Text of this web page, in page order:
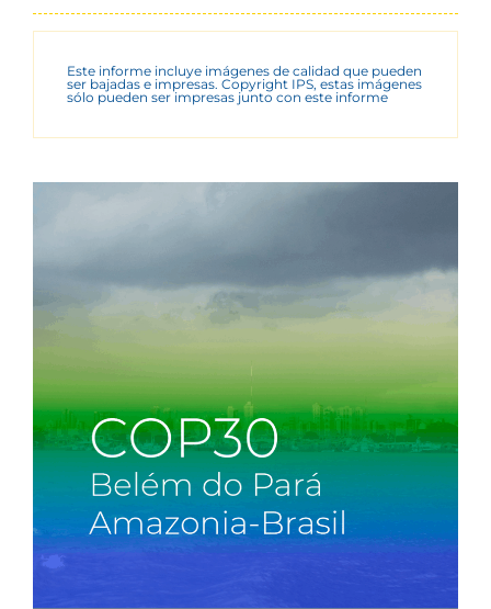
Este informe incluye imágenes de calidad que pueden
ser bajadas e impresas. Copyright IPS, estas imágenes
sólo pueden ser impresas junto con este informe